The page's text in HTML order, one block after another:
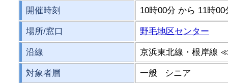
開催時刻 10時00分 から 11時00
場所/窓口 野毛地区センター
沿線 京浜東北線・根岸線
対象者層 一般 シニア